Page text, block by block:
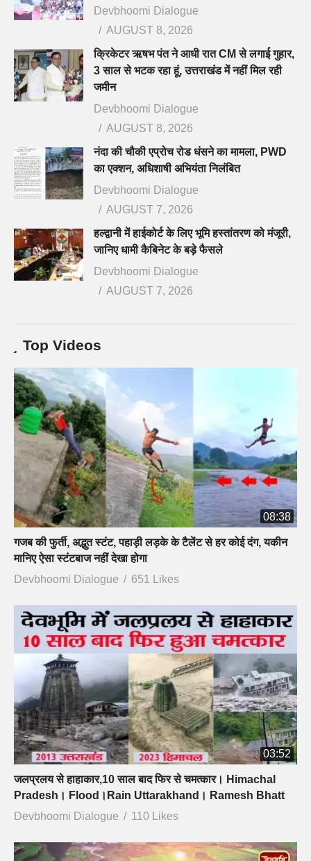
Devbhoomi Dialogue
AUGUST 8, 2026
क्रिकेटर ऋषभ पंत ने आधी रात CM से लगाई गुहार,
3 साल से भटक रहा हूं, उत्तराखंड में नहीं मिल रही
जमीन
Devbhoomi Dialogue
AUGUST 8, 2026
नंदा की चौकी एप्रोच रोड धंसने का मामला, PWD
का एक्शन, अधिशाषी अभियंता निलंबित
Devbhoomi Dialogue
AUGUST 7, 2026
हल्द्वानी में हाईकोर्ट के लिए भूमि हस्तांतरण को मंजूरी,
जानिए धामी कैबिनेट के बड़े फैसले
Devbhoomi Dialogue
AUGUST 7, 2026
Top Videos
08:38
गजब की फुर्ती, अद्भुत स्टंट, पहाड़ी लड़के के टैलेंट से हर कोई दंग, यकीन
मानिए ऐसा स्टंटबाज नहीं देखा होगा
Devbhoomi Dialogue
651 Likes
03:52
जलप्रलय से हाहाकार,10 साल बाद फिर से चमत्कार। Himachal
Pradesh। Flood।Rain Uttarakhand। Ramesh Bhatt
Devbhoomi Dialogue
110 Likes